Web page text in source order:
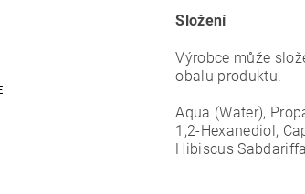
Složení
Výrobce může
obalu produktu.
Aqua (Water),
1,2-Hexanediol,
Hibiscus